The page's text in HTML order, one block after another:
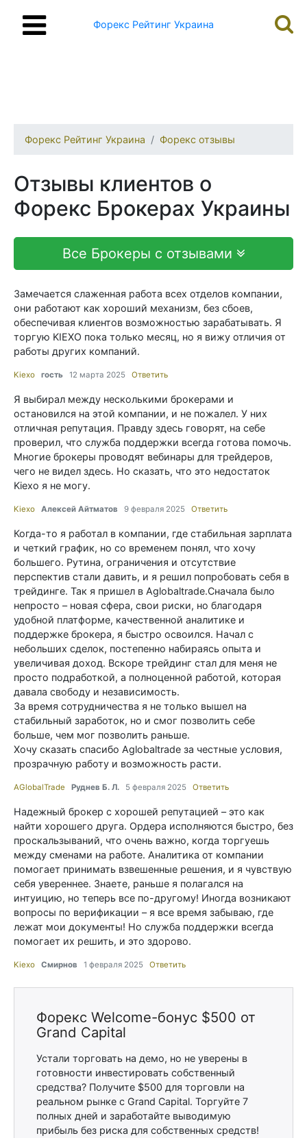
Форекс Рейтинг Украина
Форекс Рейтинг Украина Форекс отзывы
Отзывы клиентов о
Форекс Брокерах Украины
Все Брокеры с отзывами
Замечается слаженная работа всех отделов компании,
они работают как хороший механизм, без сбоев,
обеспечивая клиентов возможностью зарабатывать. Я
торгую KIEXO пока только месяц, но я вижу отличия от
работы других компаний.
Kiexo гость 12 марта 2025 Ответить
Я выбирал между несколькими брокерами и
остановился на этой компании, и не пожалел. У них
отличная репутация. Правду здесь говорят, на себе
проверил, что служба поддержки всегда готова помочь.
Многие брокеры проводят вебинары для трейдеров,
чего не видел здесь. Но сказать, что это недостаток
Kiexo я не могу.
Kiexo Алексей Айтматов 9 февраля 2025 Ответить
Когда-то я работал в компании, где стабильная зарплата
и четкий график, но со временем понял, что хочу
большего. Рутина, ограничения и отсутствие
перспектив стали давить, и я решил попробовать себя в
трейдинге. Так я пришел в Aglobaltrade.Сначала было
непросто – новая сфера, свои риски, но благодаря
удобной платформе, качественной аналитике и
поддержке брокера, я быстро освоился. Начал с
небольших сделок, постепенно набираясь опыта и
увеличивая доход. Вскоре трейдинг стал для меня не
просто подработкой, а полноценной работой, которая
давала свободу и независимость.
За время сотрудничества я не только вышел на
стабильный заработок, но и смог позволить себе
больше, чем мог позволить раньше.
Хочу сказать спасибо Aglobaltrade за честные условия,
прозрачную работу и возможность расти.
AGlobalTrade Руднев Б. Л. 5 февраля 2025 Ответить
Надежный брокер с хорошей репутацией – это как
найти хорошего друга. Ордера исполняются быстро, без
проскальзываний, что очень важно, когда торгуешь
между сменами на работе. Аналитика от компании
помогает принимать взвешенные решения, и я чувствую
себя увереннее. Знаете, раньше я полагался на
интуицию, но теперь все по-другому! Иногда возникают
вопросы по верификации – я все время забываю, где
лежат мои документы! Но служба поддержки всегда
помогает их решить, и это здорово.
Kiexo Смирнов 1 февраля 2025 Ответить
Форекс Welcome-бонус $500 от
Grand Capital
Устали торговать на демо, но не уверены в
готовности инвестировать собственный
средства? Получите $500 для торговли на
реальном рынке с Grand Capital. Торгуйте 7
полных дней и заработайте выводимую
прибыль без риска для собственных средств!